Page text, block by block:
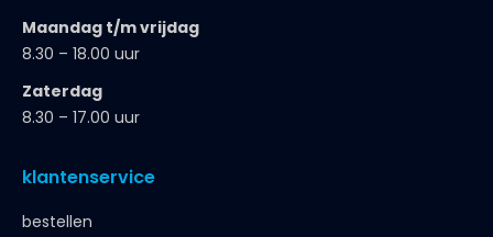
Maandag t/m vrijdag
8.30 – 18.00 uur
Zaterdag
8.30 – 17.00 uur
klantenservice
bestellen